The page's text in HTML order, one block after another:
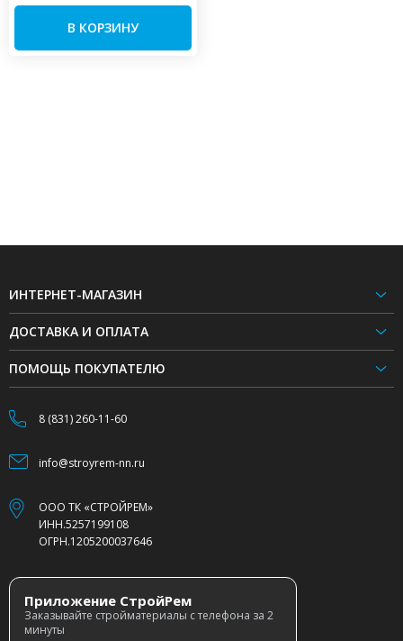
В КОРЗИНУ
ИНТЕРНЕТ-МАГАЗИН
ДОСТАВКА И ОПЛАТА
ПОМОЩЬ ПОКУПАТЕЛЮ
8 (831) 260-11-60
info@stroyrem-nn.ru
ООО ТК «СТРОЙРЕМ»
ИНН.5257199108
ОГРН.1205200037646
Приложение СтройРем
Заказывайте стройматериалы с телефона за 2
минуты